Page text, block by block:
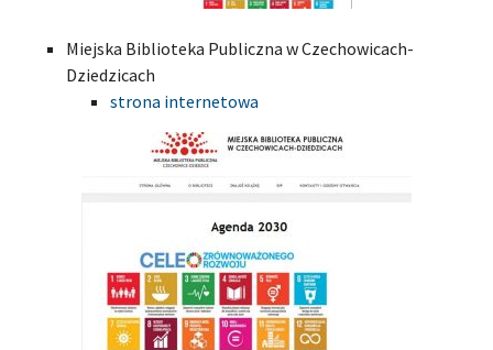
Miejska Biblioteka Publiczna w Czechowicach-
Dziedzicach
strona internetowa